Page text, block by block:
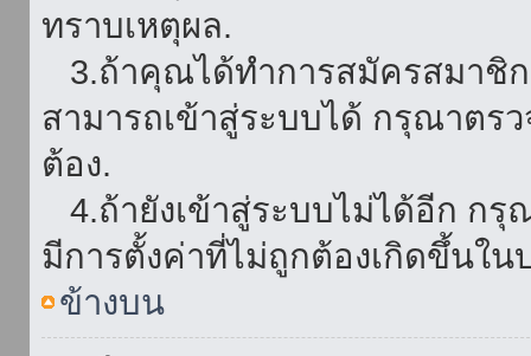
ทราบเหตุผล.
3.ถ้าคุณได้ทำการสมัครสมาชิ
สามารถเข้าสู่ระบบได้ กรุณาตร
ต้อง.
4.ถ้ายังเข้าสู่ระบบไม่ได้อีก กรุ
มีการตั้งค่าที่ไม่ถูกต้องเกิดขึ้นใน
ข้างบน